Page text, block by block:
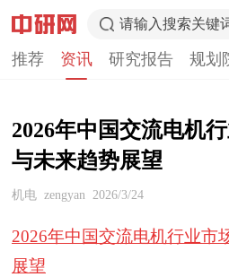
请输入搜索关键
推荐 资讯 研究报告 规划
2026年中国交流电机
与未来趋势展望
机电 zengyan 2026/3/24
2026年中国交流电机行业市
展望